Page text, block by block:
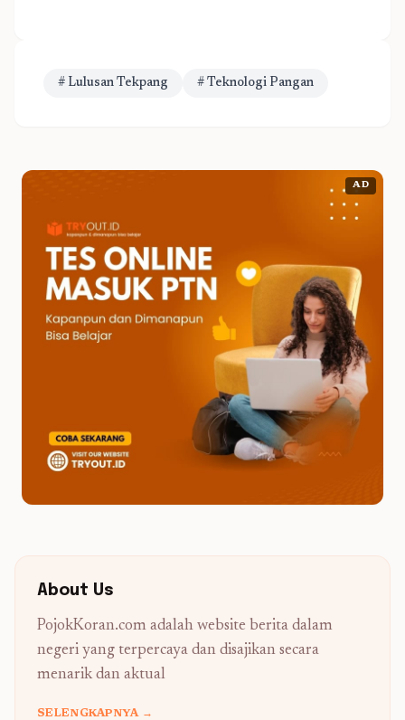
# Lulusan Tekpang # Teknologi Pangan
AD
About Us
PojokKoran.com adalah website berita dalam
negeri yang terpercaya dan disajikan secara
menarik dan aktual
SELENGKAPNYA →